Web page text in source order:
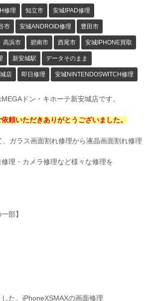
修理 知立市 安城IPAD修理
市 安城ANDROID修理 豊田市
高浜市 碧南市 西尾市 安城IPHONE買取
新安城駅 データそのまま
店 即日修理 安城NINTENDOSWITCH修理
ドン・キホーテ新安城店です。
頼いただきありがとうございました。
ガラス画面割れ修理から液晶画面割れ修理
理・カメラ修理など様々な修理を
部】
た、iPhoneXSMAXの画面修理